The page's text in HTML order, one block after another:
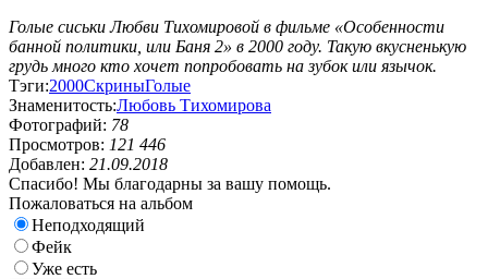
Голые сиськи Любви Тихомировой в фильме «Особенности
банной политики, или Баня 2» в 2000 году. Такую вкусненькую
грудь много кто хочет попробовать на зубок или язычок.
Тэги:2000СкриныГолые
Знаменитость:Любовь Тихомирова
Фотографий: 78
Просмотров: 121 446
Добавлен: 21.09.2018
Спасибо! Мы благодарны за вашу помощь.
Пожаловаться на альбом
Неподходящий
Фейк
Уже есть